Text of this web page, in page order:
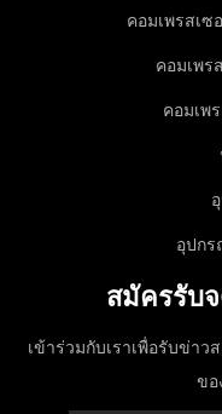
คอมเพรสเซ
คอมเพร
คอมเพ
อุปก
สมัครรับ
เข้าร่วมกับเราเพื่อรับข่า
ขอ